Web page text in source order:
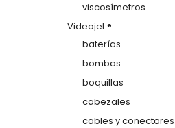
viscosímetros
Videojet ®
baterías
bombas
boquillas
cabezales
cables y conectores